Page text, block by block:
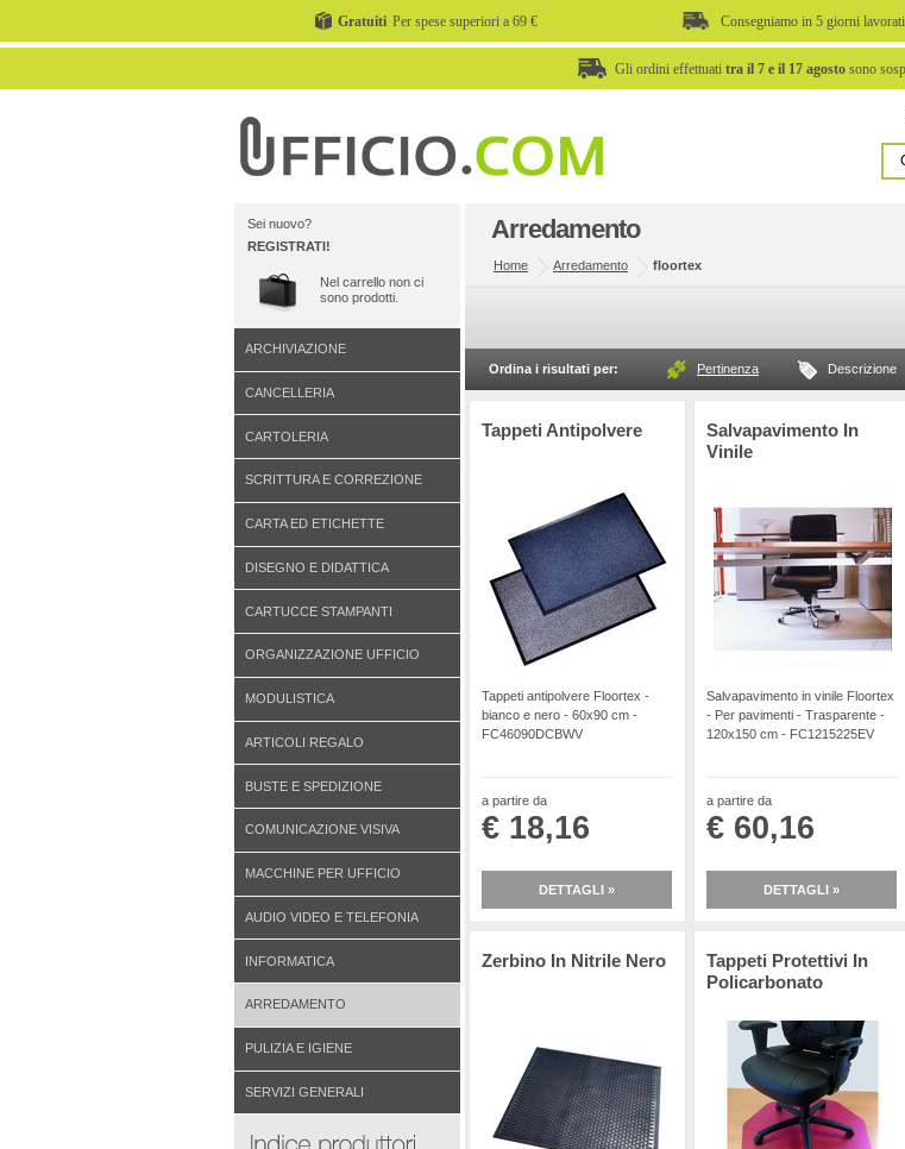
Gratuiti Per spese superiori a 69 € Consegniamo in 5 giorni
Gli ordini effettuati tra il 7 e il 17 agostosono
Sei nuovo?
REGISTRATI!
Nel carrello non ci
sono prodotti.
ARCHIVIAZIONE
CANCELLERIA
CARTOLERIA
SCRITTURA E CORREZIONE
CARTA ED ETICHETTE
DISEGNO E DIDATTICA
CARTUCCE STAMPANTI
ORGANIZZAZIONE UFFICIO
MODULISTICA
ARTICOLI REGALO
BUSTE E SPEDIZIONE
COMUNICAZIONE VISIVA
MACCHINE PER UFFICIO
AUDIO VIDEO E TELEFONIA
INFORMATICA
ARREDAMENTO
PULIZIA E IGIENE
SERVIZI GENERALI
Arredamento
Home Arredamento floortex
Ordina i risultati per: Pertinenza Descrizione
Tappeti Antipolvere
Tappeti antipolvere Floortex -
bianco e nero - 60x90 cm -
FC46090DCBWV
a partire da
€ 18,16
DETTAGLI »
Salvapavimento In
Vinile
Salvapavimento in vinile Floortex
- Per pavimenti - Trasparente -
120x150 cm - FC1215225EV
a partire da
€ 60,16
DETTAGLI »
Zerbino In Nitrile Nero
Tappeti Protettivi In
Policarbonato